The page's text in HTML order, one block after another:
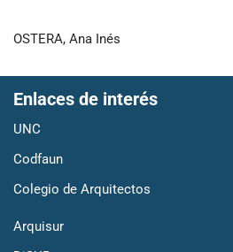
OSTERA, Ana Inés
Enlaces de interés
UNC
Codfaun
Colegio de Arquitectos
Arquisur